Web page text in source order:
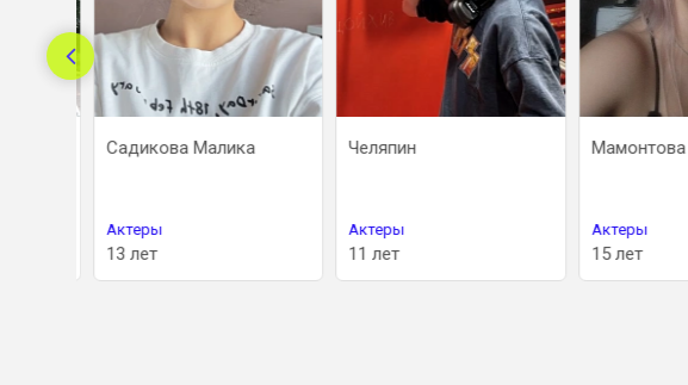
Садикова Малика
Актеры
13 лет
Челяпин
Актеры
11 лет
Мамонтова
Актеры
15 лет